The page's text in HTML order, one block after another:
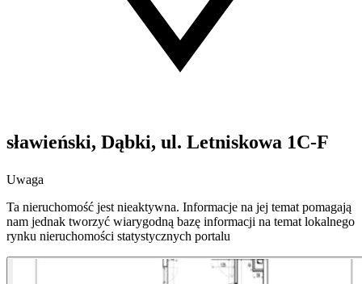
sławieński, Dąbki, ul. Letniskowa 1C-F
Uwaga
Ta nieruchomość jest nieaktywna. Informacje na jej temat pomagają
nam jednak tworzyć wiarygodną bazę informacji na temat lokalnego
rynku nieruchomości statystycznych portalu